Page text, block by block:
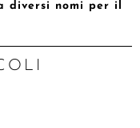
diversi nomi per il